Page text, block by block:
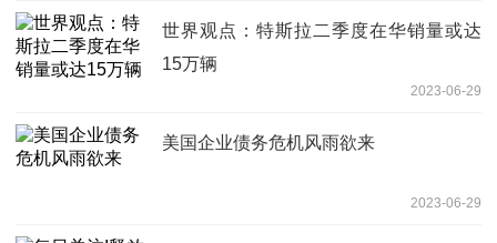
世界观点：特斯拉二季度在华销量或达
15万辆
2023-06-29
美国企业债务危机风雨欲来
2023-06-29